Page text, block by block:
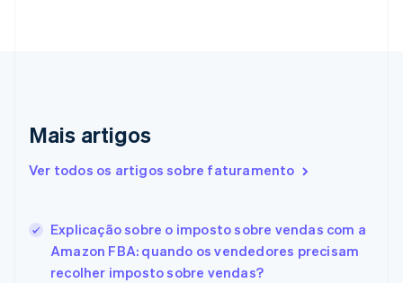
Mais artigos
Ver todos os artigos sobre faturamento
Explicação sobre o imposto sobre vendas com a
Amazon FBA: quando os vendedores precisam
recolher imposto sobre vendas?
Eslováquia
English
EnglishItaliano
Estados Unidos
EnglishEspañol简体中文
Estônia